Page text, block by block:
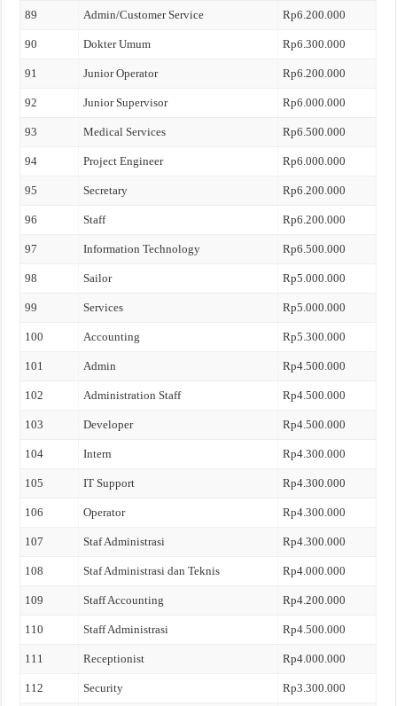
89 Admin/Customer Service Rp6.200.000
90 Dokter Umum Rp6.300.000
91 Junior Operator Rp6.200.000
92 Junior Supervisor Rp6.000.000
93 Medical Services Rp6.500.000
94 Project Engineer Rp6.000.000
95 Secretary Rp6.200.000
96 Staff Rp6.200.000
97 Information Technology Rp6.500.000
98 Sailor Rp5.000.000
99 Services Rp5.000.000
100 Accounting Rp5.300.000
101 Admin Rp4.500.000
102 Administration Staff Rp4.500.000
103 Developer Rp4.500.000
104 Intern Rp4.300.000
105 IT Support Rp4.300.000
106 Operator Rp4.300.000
107 Staf Administrasi Rp4.300.000
108 Staf Administrasi dan Teknis Rp4.000.000
109 Staff Accounting Rp4.200.000
110 Staff Administrasi Rp4.500.000
111 Receptionist Rp4.000.000
112 Security Rp3.300.000